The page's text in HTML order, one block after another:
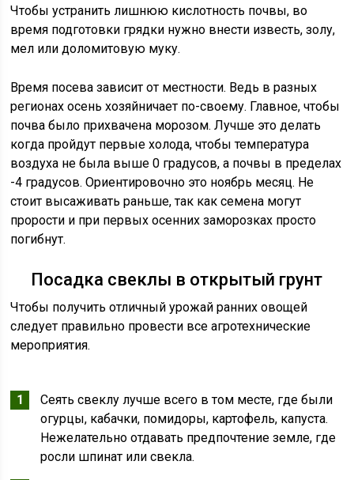
Чтобы устранить лишнюю кислотность почвы, во
время подготовки грядки нужно внести известь, золу,
мел или доломитовую муку.
Время посева зависит от местности. Ведь в разных
регионах осень хозяйничает по-своему. Главное, чтобы
почва было прихвачена морозом. Лучше это делать
когда пройдут первые холода, чтобы температура
воздуха не была выше 0 градусов, а почвы в пределах
-4 градусов. Ориентировочно это ноябрь месяц. Не
стоит высаживать раньше, так как семена могут
прорости и при первых осенних заморозках просто
погибнут.
Посадка свеклы в открытый грунт
Чтобы получить отличный урожай ранних овощей
следует правильно провести все агротехнические
мероприятия.
Сеять свеклу лучше всего в том месте, где были
огурцы, кабачки, помидоры, картофель, капуста.
Нежелательно отдавать предпочтение земле, где
росли шпинат или свекла.